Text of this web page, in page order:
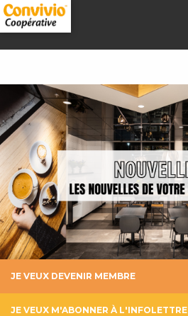
JE VEUX DEVENIR MEMBRE
JE VEUX M'ABONNER À L'INFOLETTRE